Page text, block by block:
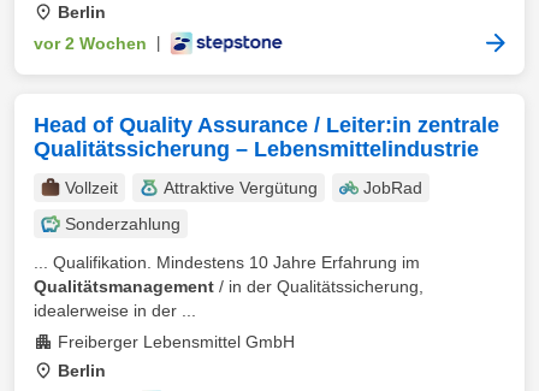
Berlin
vor 2 Wochen
Head of Quality Assurance / Leiter:in zentrale
Qualitätssicherung – Lebensmittelindustrie
Vollzeit Attraktive Vergütung
JobRad
Sonderzahlung
... Qualifikation. Mindestens 10 Jahre Erfahrung im
Qualitätsmanagement / in der Qualitätssicherung,
idealerweise in der ...
Freiberger Lebensmittel GmbH
Berlin